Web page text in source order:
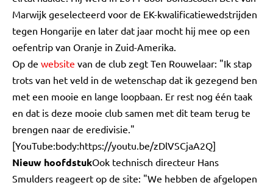
Marwijk geselecteerd voor de EK-kwalificatiewedstrijden
tegen Hongarije en later dat jaar mocht hij mee op een
oefentrip van Oranje in Zuid-Amerika.
Op de website van de club zegt Ten Rouwelaar: "Ik stap
trots van het veld in de wetenschap dat ik gezegend ben
met een mooie en lange loopbaan. Er rest nog één taak
en dat is deze mooie club samen met dit team terug te
brengen naar de eredivisie."
[YouTube:body:https://youtu.be/zDlVSCjaA2Q]
Nieuw hoofdstukOok technisch directeur Hans
Smulders reageert op de site: "We hebben de afgelopen